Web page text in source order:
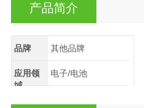
产品简介
品牌 其他品牌
应用领
域
电子/电池